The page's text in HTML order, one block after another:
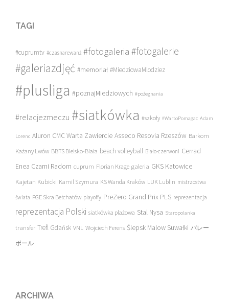
TAGI
#cuprumtv #czasnarewanż #fotogaleria #fotogalerie
#galeriazdjęć #memoriał #MiedziowaMlodziez
#plusliga #poznajMiedziowych #pożegnania
#relacjezmeczu #siatkówka #szkoły #WartoPomagac Adam
Lorenc Aluron CMC Warta Zawiercie Asseco Resovia Rzeszów Barkom
Każany Lwów BBTS Bielsko-Biała beach volleyball Biało-czerwoni Cerrad
Enea Czarni Radom cuprum Florian Krage galeria GKS Katowice
Kajetan Kubicki Kamil Szymura KS Wanda Kraków LUK Lublin mistrzostwa
świata PGE Skra Bełchatów playoffy PreZero Grand Prix PLS reprezentacja
reprezentacja Polski siatkówka plażowa Stal Nysa Staropolanka
transfer Trefl Gdańsk VNL Wojciech Ferens Ślepsk Malow Suwałki バレー
ボール
ARCHIWA